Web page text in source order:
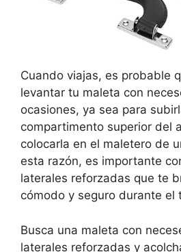
Cuando viajas, es probable
levantar tu maleta con
ocasiones, ya sea para
compartimento superior del
colocarla en el maletero de
esta razón, es importante
laterales reforzadas que te
cómodo y seguro durante el
Busca una maleta con
laterales reforzadas y